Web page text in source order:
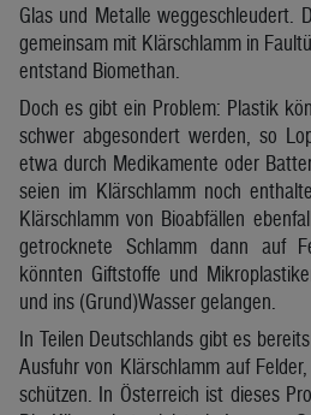
Glas und Metalle weggeschleudert.
gemeinsam mit Klärschlamm in
entstand Biomethan.
Doch es gibt ein Problem: Plastik
schwer abgesondert werden, so
etwa durch Medikamente oder
seien im Klärschlamm noch
Klärschlamm von Bioabfällen
getrocknete Schlamm dann auf
könnten Giftstoffe und
und ins (Grund)Wasser gelangen.
In Teilen Deutschlands gibt es
Ausfuhr von Klärschlamm auf
schützen. In Österreich ist dieses